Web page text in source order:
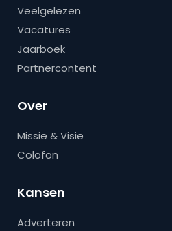
Veelgelezen
Vacatures
Jaarboek
Partnercontent
Over
Missie & Visie
Colofon
Kansen
Adverteren